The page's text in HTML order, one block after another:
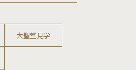
大聖堂見学